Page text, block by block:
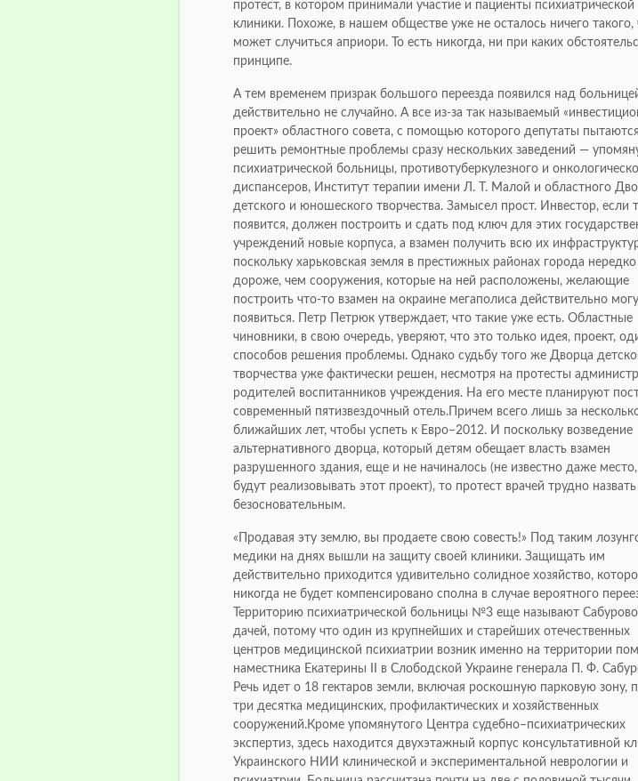
протест, в котором принимали участие и пациенты психиатрической
клиники. Похоже, в нашем обществе уже не осталось ничего такого,
может случиться априори. То есть никогда, ни при каких
принципе.
А тем временем призрак большого переезда появился над
действительно не случайно. А все из-за так называемый
проект» областного совета, с помощью которого депутаты пытаются
решить ремонтные проблемы сразу нескольких заведений —
психиатрической больницы, противотуберкулезного и
диспансеров, Институт терапии имени Л. Т. Малой и областного
детского и юношеского творчества. Замысел прост. Инвестор, если
появится, должен построить и сдать под ключ для этих
учреждений новые корпуса, а взамен получить всю их
поскольку харьковская земля в престижных районах города
дороже, чем сооружения, которые на ней расположены, желающие
построить что-то взамен на окраине мегаполиса действительно
появиться. Петр Петрюк утверждает, что такие уже есть. Областные
чиновники, в свою очередь, уверяют, что это только идея, проект,
способов решения проблемы. Однако судьбу того же Дворца
творчества уже фактически решен, несмотря на протесты
родителей воспитанников учреждения. На его месте планируют
современный пятизвездочный отель.Причем всего лишь за
ближайших лет, чтобы успеть к Евро–2012. И поскольку возведение
альтернативного дворца, который детям обещает власть взамен
разрушенного здания, еще и не начиналось (не известно даже место,
будут реализовывать этот проект), то протест врачей трудно назвать
безосновательным.
«Продавая эту землю, вы продаете свою совесть!» Под таким
медики на днях вышли на защиту своей клиники. Защищать им
действительно приходится удивительно солидное хозяйство,
никогда не будет компенсировано сполна в случае вероятного
Территорию психиатрической больницы №3 еще называют
дачей, потому что один из крупнейших и старейших отечественных
центров медицинской психиатрии возник именно на территории
наместника Екатерины II в Слободской Украине генерала П. Ф.
Речь идет о 18 гектаров земли, включая роскошную парковую зону,
три десятка медицинских, профилактических и хозяйственных
сооружений.Кроме упомянутого Центра судебно–психиатрических
экспертиз, здесь находится двухэтажный корпус консультативной
Украинского НИИ клинической и экспериментальной неврологии и